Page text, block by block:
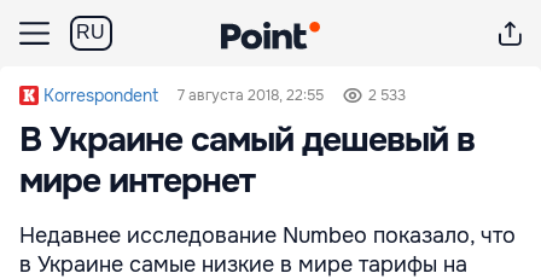
RU
Korrespondent 7 августа 2018, 22:55 2 533
В Украине самый дешевый в
мире интернет
Недавнее исследование Numbeo показало, что
в Украине самые низкие в мире тарифы на